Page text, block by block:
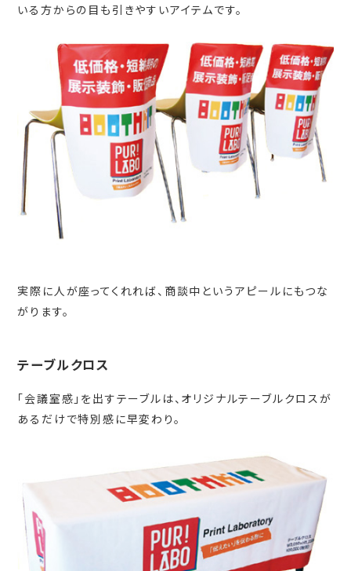
いる方からの目も引きやすいアイテムです。
実際に人が座ってくれれば、商談中というアピールにもつな
がります。
テーブルクロス
「会議室感」を出すテーブルは、オリジナルテーブルクロスが
あるだけで特別感に早変わり。